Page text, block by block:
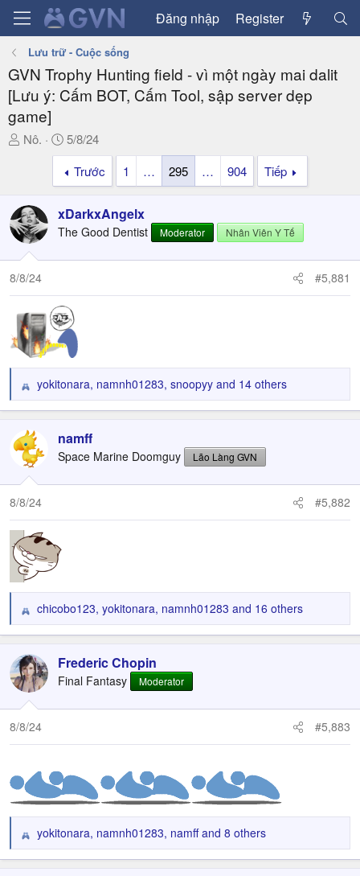
Đăng nhập Register
Lưu trữ - Cuộc sống
GVN Trophy Hunting field - vì một ngày mai dalit
[Lưu ý: Cấm BOT, Cấm Tool, sập server dẹp
game]
T
a
d
s
t
a
e
r
Nô.
N
g
à
y
g
ử
i
5/8/24
Trước
1 … 295 … 904 Tiếp
xDarkxAngelx
The Good Dentist Moderator Nhân Viên Y Tế
8/8/24 #5,881
R
e
c
t
o
n
:
yokitonara, namnh01283, snoopyy and 14 others
namff
Space Marine Doomguy Lão Làng GVN
8/8/24 #5,882
R
e
c
t
i
o
n
chicobo123, yokitonara, namnh01283 and 16 others
Frederic Chopin
Final Fantasy Moderator
8/8/24 #5,883
R
e
yokitonara, namnh01283, namffand 8 others